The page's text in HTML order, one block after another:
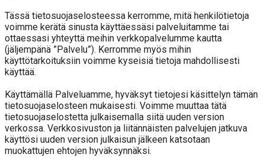
Tässä tietosuojaselosteessa kerromme, mitä henkilötietoja
voimme kerätä sinusta käyttäessäsi palveluitamme tai
ottaessasi yhteyttä meihin verkkopalvelumme kautta
(jäljempänä ”Palvelu”). Kerromme myös mihin
käyttötarkoituksiin voimme kyseisiä tietoja mahdollisesti
käyttää.
Käyttämällä Palveluamme, hyväksyt tietojesi käsittelyn tämän
tietosuojaselosteen mukaisesti. Voimme muuttaa tätä
tietosuojaselostetta julkaisemalla siitä uuden version
verkossa. Verkkosivuston ja liitännäisten palvelujen jatkuva
käyttösi uuden version julkaisun jälkeen katsotaan
muokattujen ehtojen hyväksynnäksi.